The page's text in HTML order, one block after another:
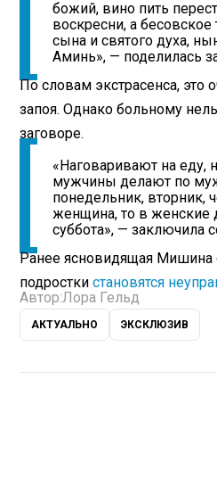
божий, вино пить
воскресни, а
сына и святого духа,
Аминь», — поделилась
По словам экстрасенса, это
запоя. Однако больному
заговоре.
«Наговаривают на еду,
мужчины делают по
понедельник, вторник,
женщина, то в женские
суббота», — заключила
Ранее ясновидящая Мишина
подросткистановятся
Автор:Лора Гельд
АКТУАЛЬНО ЭКСКЛЮЗИВ